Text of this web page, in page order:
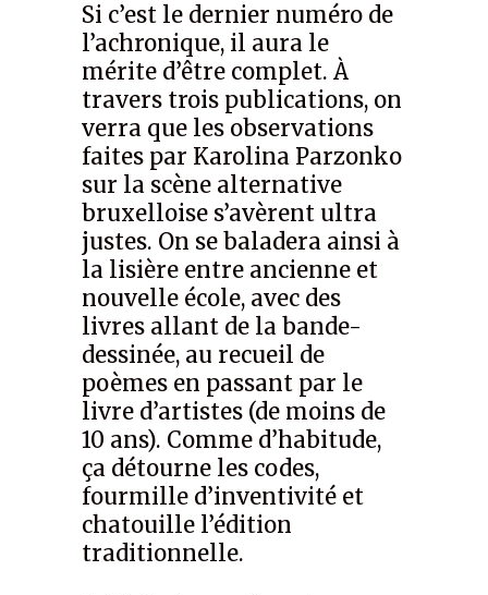
Si c’est le dernier numéro de
l’achronique, il aura le
mérite d’être complet. À
travers trois publications, on
verra que les observations
faites par Karolina Parzonko
sur la scène alternative
bruxelloise s’avèrent ultra
justes. On se baladera ainsi à
la lisière entre ancienne et
nouvelle école, avec des
livres allant de la bande-
dessinée, au recueil de
poèmes en passant par le
livre d’artistes (de moins de
10 ans). Comme d’habitude,
ça détourne les codes,
fourmille d’inventivité et
chatouille l’édition
traditionnelle.